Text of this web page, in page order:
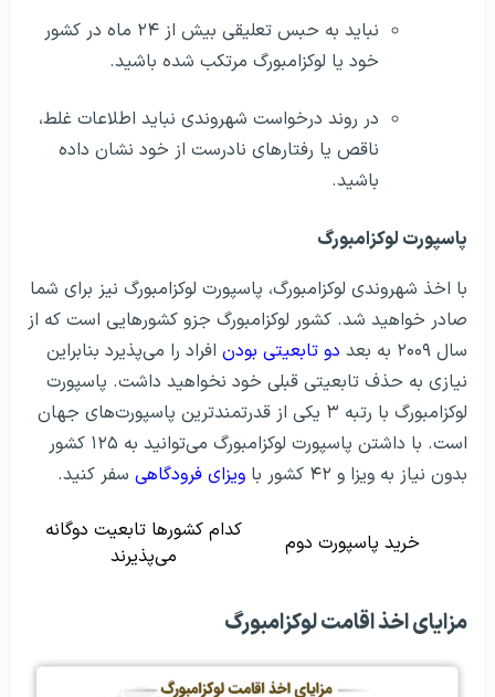
نباید به حبس تعلیقی بیش از ۲۴ ماه در کشور
خود یا لوکزامبورگ مرتکب شده باشید.
در روند درخواست شهروندی نباید اطلاعات غلط،
ناقص یا رفتارهای نادرست از خود نشان داده
باشید.
پاسپورت لوکزامبورگ
با اخذ شهروندی لوکزامبورگ، پاسپورت لوکزامبورگ نیز برای شما
صادر خواهید شد. کشور لوکزامبورگ جزو کشورهایی است که از
سال ۲۰۰۹ به بعد
دو تابعیتی بودن افراد را می‌پذیرد بنابراین
نیازی به حذف تابعیتی قبلی خود نخواهید داشت. پاسپورت
لوکزامبورگ با رتبه ۳ یکی از قدرتمندترین پاسپورت‌های جهان
است. با داشتن پاسپورت لوکزامبورگ می‌توانید به ۱۲۵ کشور
بدون نیاز به ویزا و ۴۲ کشور با
ویزای فرودگاهی سفر کنید.
خرید پاسپورت دوم
کدام کشورها تابعیت دوگانه
می‌پذیرند
مزایای اخذ اقامت لوکزامبورگ